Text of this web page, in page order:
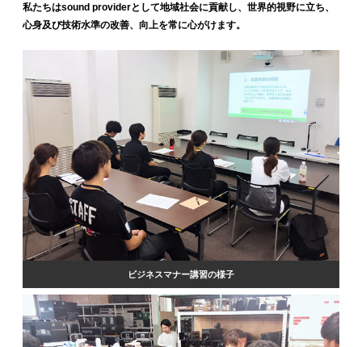
私たちはsound providerとして地域社会に貢献し、世界的視野に立ち、
心身及び技術水準の改善、向上を常に心がけます。
ビジネスマナー講習の様子